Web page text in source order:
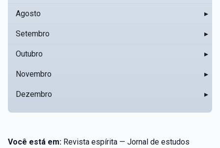
Agosto ▸
Setembro ▸
Outubro ▸
Novembro ▸
Dezembro ▸
Você está em: Revista espírita — Jornal de estudos